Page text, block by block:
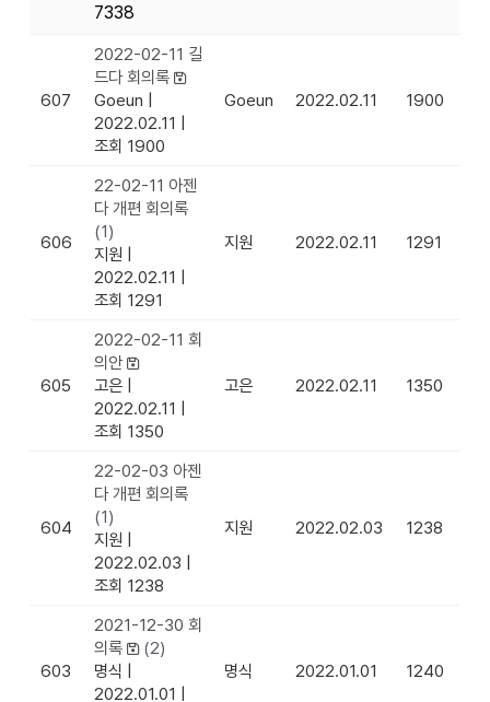
7338
607
2022-02-11 길
드다 회의록
Goeun |
2022.02.11 |
조회 1900
Goeun 2022.02.11 1900
606
22-02-11 아젠
다 개편 회의록
(1)
지원 |
2022.02.11 |
조회 1291
지원 2022.02.11 1291
605
2022-02-11 회
의안
고은 |
2022.02.11 |
조회 1350
고은 2022.02.11 1350
604
22-02-03 아젠
다 개편 회의록
(1)
지원 |
2022.02.03 |
조회 1238
지원 2022.02.03 1238
603
2021-12-30 회
의록
(2)
명식 |
2022.01.01 |
명식 2022.01.01 1240